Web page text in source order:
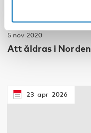
ÄLDRE
5 nov 2020
Att åldras i Norden
23 apr 2026